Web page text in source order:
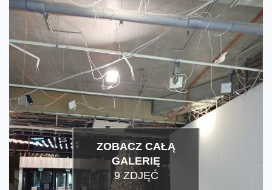
ZOBACZ CAŁĄ
GALERIĘ
9 ZDJĘĆ